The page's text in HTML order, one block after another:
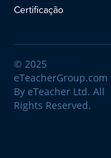
Certificação
© 2025
eTeacherGroup.com
By eTeacher Ltd. All
Rights Reserved.